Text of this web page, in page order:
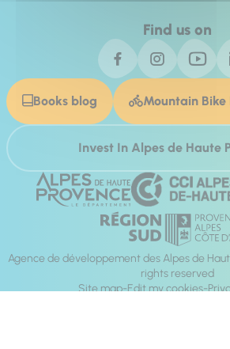
Find us on
Books blog Mountain Bike
Invest In Alpes de Haute
Agence de développement des Alpes de
rights reserved
Site map Edit my cookies